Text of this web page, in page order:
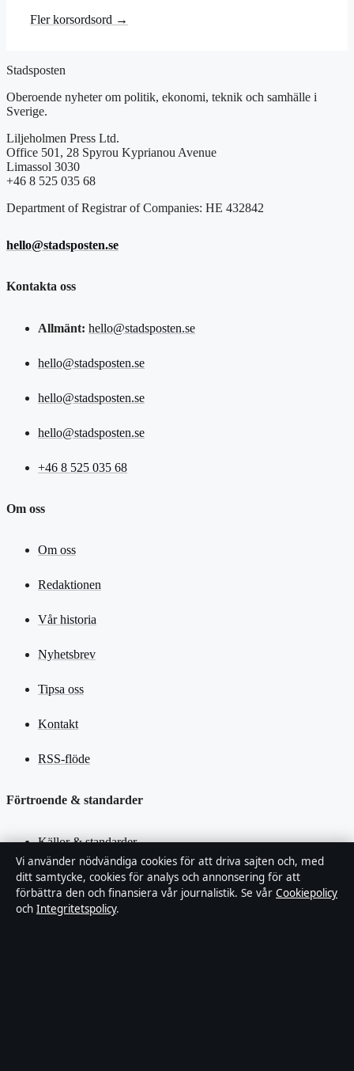
Fler korsordsord →
Stadsposten
Oberoende nyheter om politik, ekonomi, teknik och samhälle i
Sverige.
Liljeholmen Press Ltd.
Office 501, 28 Spyrou Kyprianou Avenue
Limassol 3030
+46 8 525 035 68
Department of Registrar of Companies: HE 432842
hello@stadsposten.se
Kontakta oss
Allmänt: hello@stadsposten.se
hello@stadsposten.se
hello@stadsposten.se
hello@stadsposten.se
+46 8 525 035 68
Om oss
Om oss
Redaktionen
Vår historia
Nyhetsbrev
Tipsa oss
Kontakt
RSS-flöde
Förtroende & standarder
Källor & standarder
Redaktionell policy
Rättelsepolicy
Vi använder nödvändiga cookies för att driva sajten och, med
ditt samtycke, cookies för analys och annonsering för att
förbättra den och finansiera vår journalistik. Se vår Cookiepolicy
och Integritetspolicy.